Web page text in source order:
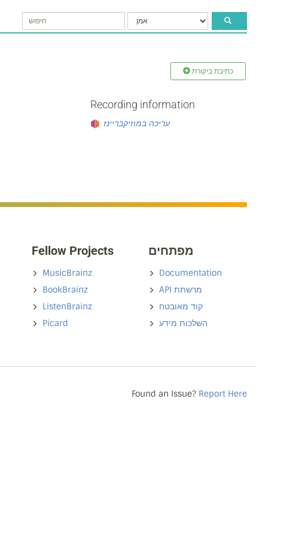
כתיבת ביקורת
Recording information
עריכה במוזיקבריינז
Fellow Projects
MusicBrainz
BookBrainz
ListenBrainz
Picard
מפתחים
Documentation
API מרשתת
קוד מאובטח
השלכות מידע
Found an Issue? Report Here